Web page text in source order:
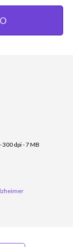
300 dpi - 7 MB